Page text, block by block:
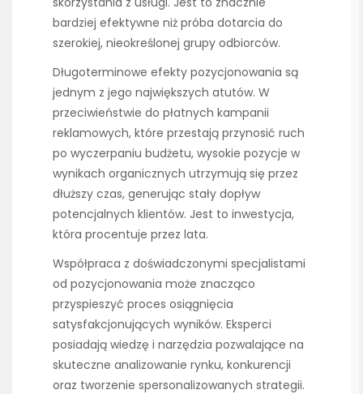
bardziej efektywne niż próba dotarcia do
szerokiej, nieokreślonej grupy odbiorców.
Długoterminowe efekty pozycjonowania są
jednym z jego największych atutów. W
przeciwieństwie do płatnych kampanii
reklamowych, które przestają przynosić ruch
po wyczerpaniu budżetu, wysokie pozycje w
wynikach organicznych utrzymują się przez
dłuższy czas, generując stały dopływ
potencjalnych klientów. Jest to inwestycja,
która procentuje przez lata.
Współpraca z doświadczonymi specjalistami
od pozycjonowania może znacząco
przyspieszyć proces osiągnięcia
satysfakcjonujących wyników. Eksperci
posiadają wiedzę i narzędzia pozwalające na
skuteczne analizowanie rynku, konkurencji
oraz tworzenie spersonalizowanych strategii.